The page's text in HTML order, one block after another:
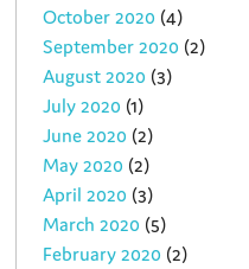
October 2020 (4)
September 2020 (2)
August 2020 (3)
July 2020 (1)
June 2020 (2)
May 2020 (2)
April 2020 (3)
March 2020 (5)
February 2020 (2)